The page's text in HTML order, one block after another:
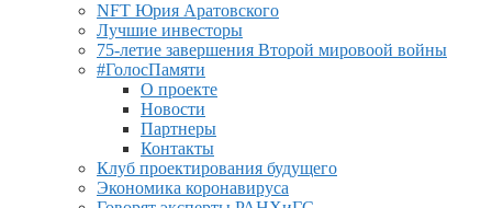
NFT Юрия Аратовского
Лучшие инвесторы
75-летие завершения Второй мировоой войны
#ГолосПамяти
О проекте
Новости
Партнеры
Контакты
Клуб проектирования будущего
Экономика коронавируса